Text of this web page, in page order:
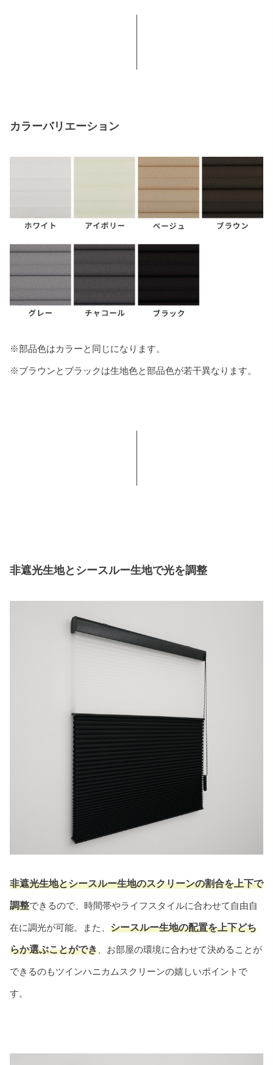
カラーバリエーション
※部品色はカラーと同じになります。
※ブラウンとブラックは生地色と部品色が若干異なります。
非遮光生地とシースルー生地で光を調整
非遮光生地とシースルー生地のスクリーンの割合を上下で
調整できるので、時間帯やライフスタイルに合わせて自由自
在に調光が可能。また、 シースルー生地の配置を上下どち
らか選ぶことができ 、お部屋の環境に合わせて決めることが
できるのもツインハニカムスクリーンの嬉しいポイントで
す。